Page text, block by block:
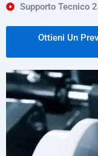
Supporto Tecnico
Ottieni Un